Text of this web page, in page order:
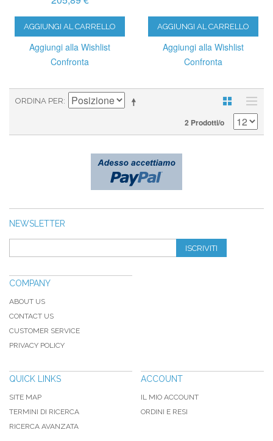
AGGIUNGI AL CARRELLO
Aggiungi alla Wishlist
Confronta
AGGIUNGI AL CARRELLO
Aggiungi alla Wishlist
Confronta
ORDINA PER
2 Prodotti/o
NEWSLETTER
ISCRIVITI
COMPANY
ABOUT US
CONTACT US
CUSTOMER SERVICE
PRIVACY POLICY
QUICK LINKS
SITE MAP
TERMINI DI RICERCA
RICERCA AVANZATA
ACCOUNT
IL MIO ACCOUNT
ORDINI E RESI